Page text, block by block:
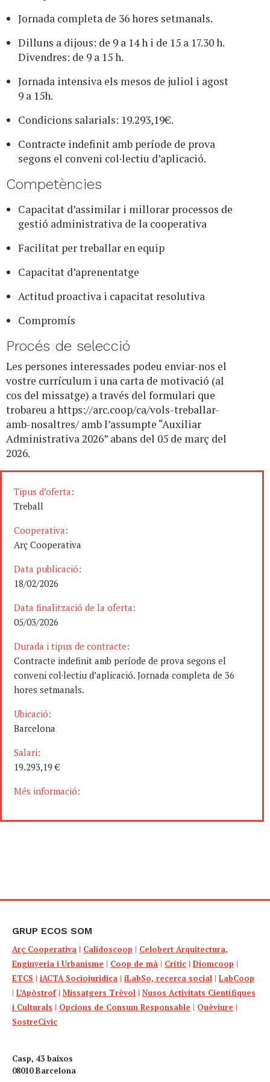
Jornada completa de 36 hores setmanals.
Dilluns a dijous: de 9 a 14 h i de 15 a 17.30 h.
Divendres: de 9 a 15 h.
Jornada intensiva els mesos de juliol i agost
9 a 15h.
Condicions salarials: 19.293,19€.
Contracte indefinit amb període de prova
segons el conveni col·lectiu d’aplicació.
Competències
Capacitat d’assimilar i millorar processos de
gestió administrativa de la cooperativa
Facilitat per treballar en equip
Capacitat d’aprenentatge
Actitud proactiva i capacitat resolutiva
Compromís
Procés de selecció
Les persones interessades podeu enviar-nos el
vostre currículum i una carta de motivació (al
cos del missatge) a través del formulari que
trobareu a https://arc.coop/ca/vols-treballar-
amb-nosaltres/ amb l’assumpte “Auxiliar
Administrativa 2026” abans del 05 de març del
2026.
Tipus d’oferta:
Treball
Cooperativa:
Arç Cooperativa
Data publicació:
18/02/2026
Data finalització de la oferta:
05/03/2026
Durada i tipus de contracte:
Contracte indefinit amb període de prova segons el
conveni col·lectiu d’aplicació. Jornada completa de 36
hores setmanals.
Ubicació:
Barcelona
Salari:
19.293,19 €
Més informació:
GRUP ECOS SOM
Arç Cooperativa | Calidoscoop | Celobert Arquitectura,
Enginyeria i Urbanisme | Coop de mà | Crític | Diomcoop |
ETCS | iACTA Sociojuridica | iLabSo, recerca social | LabCoop
| L’Apòstrof| Missatgers Trèvol | Nusos Activitats Científiques
i Culturals | Opcions de Consum Responsable | Quèviure |
SostreCívic
Casp, 43 baixos
08010 Barcelona